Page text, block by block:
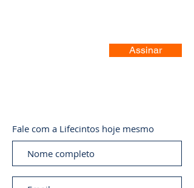
Assinar
Fale com a Lifecintos hoje mesmo